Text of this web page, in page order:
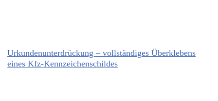
Urkundenunterdrückung – vollständiges Überklebens
eines Kfz-Kennzeichenschildes